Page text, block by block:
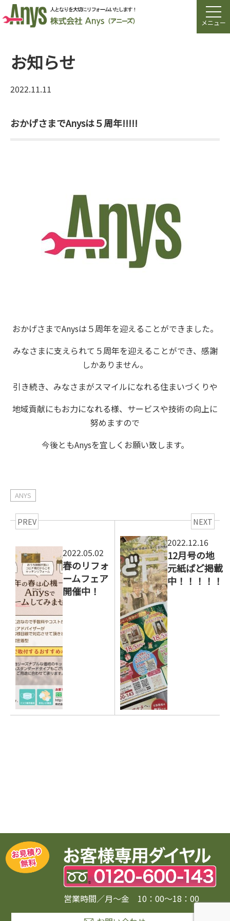
メニュー
お知らせ
2022.11.11
おかげさまでAnysは５周年!!!!!
おかげさまでAnysは５周年を迎えることができました。
みなさまに支えられて５周年を迎えることができ、感謝
しかありません。
引き続き、みなさまがスマイルになれる住まいづくりや
地域貢献にもお力になれる様、サービスや技術の向上に
努めますので
今後ともAnysを宜しくお願い致します。
ANYS
PREV
2022.05.02
春のリフォ
ームフェア
開催中！
NEXT
2022.12.16
12月号の地
元紙ぱど掲載
中！！！！！
営業時間／月〜金 10：00〜18：00